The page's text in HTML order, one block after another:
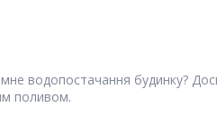
водопостачання будинку?
поливом.